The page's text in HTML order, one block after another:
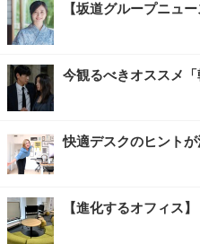
【坂道グループニュ
今観るべきオススメ「
快適デスクのヒント
【進化するオフィス】